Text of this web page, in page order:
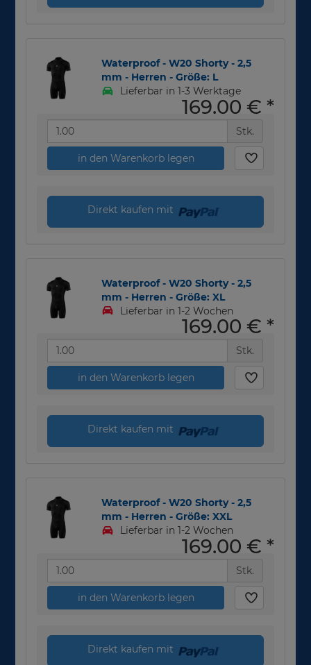
Waterproof - W20 Shorty - 2,5
mm - Herren - Größe: L
Lieferbar in 1-3 Werktage
169,00 € *
Stk.
in den Warenkorb legen
Direkt kaufen mit
Waterproof - W20 Shorty - 2,5
mm - Herren - Größe: XL
Lieferbar in 1-2 Wochen
169,00 € *
Stk.
in den Warenkorb legen
Direkt kaufen mit
Waterproof - W20 Shorty - 2,5
mm - Herren - Größe: XXL
Lieferbar in 1-2 Wochen
169,00 € *
Stk.
in den Warenkorb legen
Direkt kaufen mit